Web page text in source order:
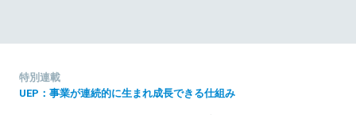
特別連載
UEP：事業が連続的に生まれ成長できる仕組み